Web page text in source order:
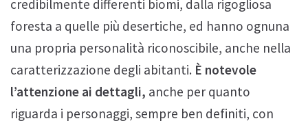
credibilmente differenti biomi, dalla rigogliosa
foresta a quelle più desertiche, ed hanno ognuna
una propria personalità riconoscibile, anche nella
caratterizzazione degli abitanti. È notevole
l’attenzione ai dettagli, anche per quanto
riguarda i personaggi, sempre ben definiti, con